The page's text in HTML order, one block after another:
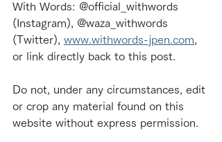
With Words: @official_withwords
(Instagram), @waza_withwords
(Twitter), www.withwords-jpen.com
or link directly back to this post.
Do not, under any circumstances, edit
or crop any material found on this
website without express permission.